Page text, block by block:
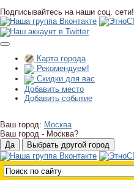
Подписывайтесь на наши соц. сети!
Карта города
Рекомендуем!
Скидки для вас
Добавить место
Добавить событие
Ваш город: Москва
Ваш город - Москва?